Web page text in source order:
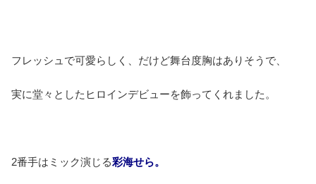
フレッシュで可愛らしく、だけど舞台度胸はありそうで、
実に堂々としたヒロインデビューを飾ってくれました。
2番手はミック演じる彩海せら。